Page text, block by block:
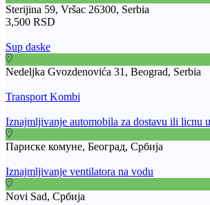
Sterijina 59, Vršac 26300, Serbia
3,500 RSD
Sup daske
Nedeljka Gvozdenovića 31, Beograd, Serbia
Transport Kombi
Iznajmljivanje automobila za dostavu ili licnu
Париске комуне, Београд, Србија
Iznajmljivanje ventilatora na vodu
Novi Sad, Србија